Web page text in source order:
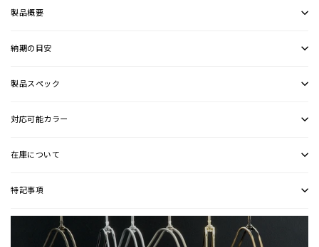
製品概要
納期の目安
製品スペック
対応可能カラー
在庫について
特記事項